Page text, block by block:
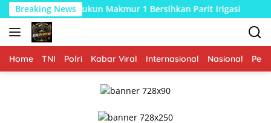
Langsung
ke
konten
Breaking News
Rukun Makmur 1 Bersihkan Parit Irigasi
Home TNI Polri Kabar Viral Internasional Nasional